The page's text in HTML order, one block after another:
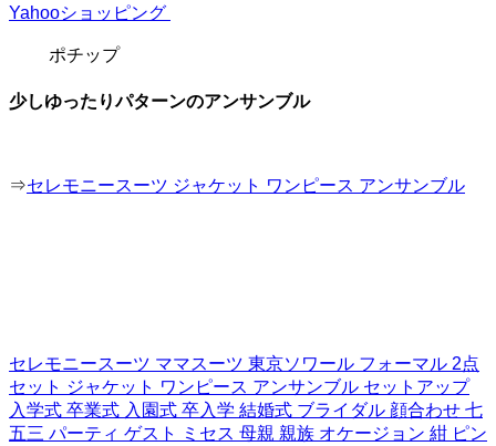
Yahooショッピング
ポチップ
少しゆったりパターンのアンサンブル
⇒セレモニースーツ ジャケット ワンピース アンサンブル
セレモニースーツ ママスーツ 東京ソワール フォーマル 2点
セット ジャケット ワンピース アンサンブル セットアップ
入学式 卒業式 入園式 卒入学 結婚式 ブライダル 顔合わせ 七
五三 パーティ ゲスト ミセス 母親 親族 オケージョン 紺 ピン